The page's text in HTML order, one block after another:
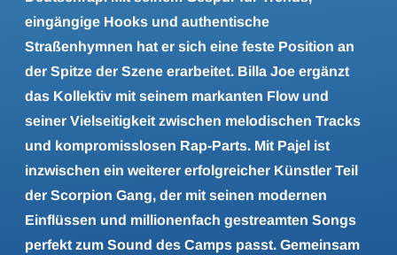
eingängige Hooks und authentische
Straßenhymnen hat er sich eine feste Position an
der Spitze der Szene erarbeitet. Billa Joe ergänzt
das Kollektiv mit seinem markanten Flow und
seiner Vielseitigkeit zwischen melodischen Tracks
und kompromisslosen Rap-Parts. Mit Pajel ist
inzwischen ein weiterer erfolgreicher Künstler Teil
der Scorpion Gang, der mit seinen modernen
Einflüssen und millionenfach gestreamten Songs
perfekt zum Sound des Camps passt. Gemeinsam